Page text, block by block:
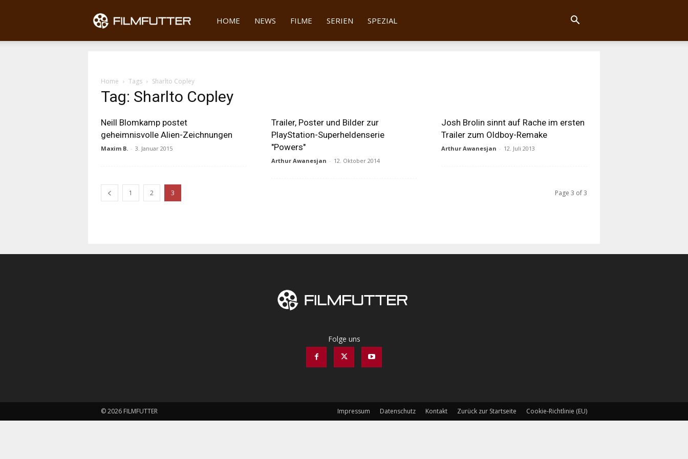
Filmfutter
HOME NEWS FILME SERIEN SPEZIAL
Home Tags Sharlto Copley
Tag: Sharlto Copley
Neill Blomkamp postet
geheimnisvolle Alien-Zeichnungen
Maxim B. - 3. Januar 2015
Trailer, Poster und Bilder zur
PlayStation-Superheldenserie
"Powers"
Arthur Awanesjan - 12. Oktober 2014
Josh Brolin sinnt auf Rache im ersten
Trailer zum Oldboy-Remake
Arthur Awanesjan - 12. Juli 2013
1 2 3 Page 3 of 3
Folge uns
Impressum Datenschutz Kontakt Zurück zur Startseite Cookie-Richtlinie (EU)
© 2026 FILMFUTTER